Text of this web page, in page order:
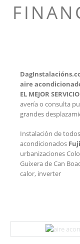
aire
EL MEJOR
avería o consulta
grandes
Instalación de
acondicionados
urbanizaciones
Guixera de Can
calor, inverter